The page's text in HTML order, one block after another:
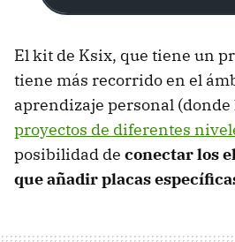
El kit de Ksix, que tiene un
tiene más recorrido en el
aprendizaje personal (donde
proyectos de diferentes
posibilidad de conectar los
que añadir placas